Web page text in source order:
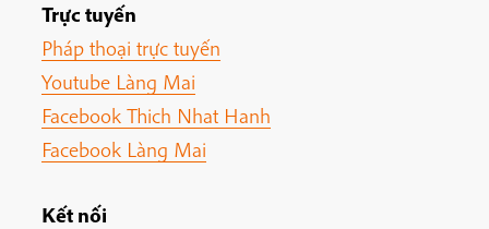
Trực tuyến
Pháp thoại trực tuyến
Youtube Làng Mai
Facebook Thich Nhat Hanh
Facebook Làng Mai
Kết nối